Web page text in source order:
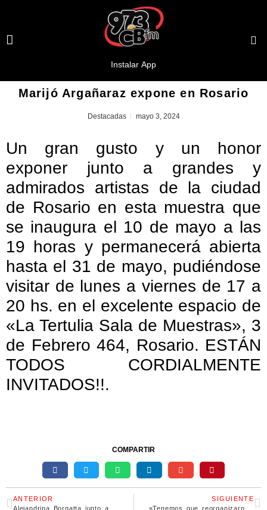
Marijó Argañaraz expone en Rosario
Destacadas mayo 3, 2024
Un gran gusto y un honor
exponer junto a grandes y
admirados artistas de la ciudad
de Rosario en esta muestra que
se inaugura el 10 de mayo a las
19 horas y permanecerá abierta
hasta el 31 de mayo, pudiéndose
visitar de lunes a viernes de 17 a
20 hs. en el excelente espacio de
«La Tertulia Sala de Muestras», 3
de Febrero 464, Rosario. ESTÁN
TODOS CORDIALMENTE
INVITADOS!!.
COMPARTIR
ANTERIOR
SIGUIENTE